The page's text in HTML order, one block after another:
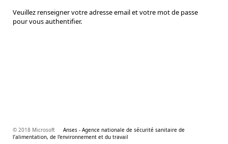
Veuillez renseigner votre adresse email et votre mot de passe
pour vous authentifier.
© 2018 Microsoft
Anses - Agence nationale de sécurité sanitaire de
l’alimentation, de l’environnement et du travail